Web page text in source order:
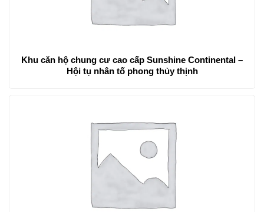
Khu căn hộ chung cư cao cấp Sunshine Continental –
Hội tụ nhân tố phong thủy thịnh